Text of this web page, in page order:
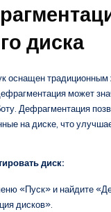
диска
оснащен традиционным
может
Дефрагментация
на диске, что
диск:
«Пуск» и найдите
дисков».